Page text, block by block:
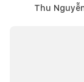
Thu